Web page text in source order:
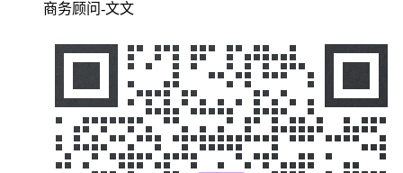
商务顾问-文文